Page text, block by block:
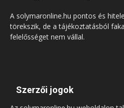
A solymaronline.hu pontos és
törekszik, de a tájékoztatásból
felelősséget nem vállal.
Szerzői jogok